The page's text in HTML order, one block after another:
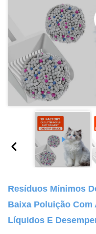
Resíduos Mínimos
Baixa Poluição Com
Líquidos E